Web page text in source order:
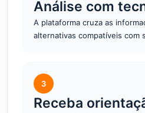
Análise com
A plataforma cruza as
alternativas compatíveis com
3
Receba